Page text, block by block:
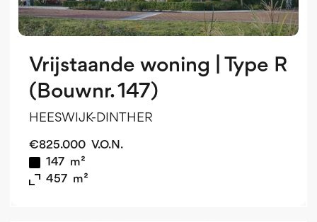
Vrijstaande woning | Type R
(Bouwnr. 147)
HEESWIJK-DINTHER
€825.000 V.O.N.
147 m²
457 m²